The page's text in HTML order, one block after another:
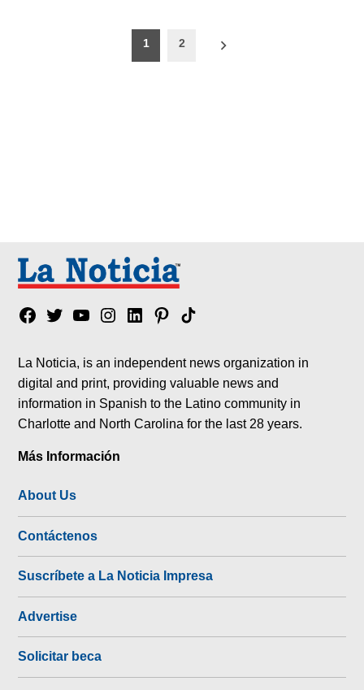
1 2
Facebook
TwitterYouTubeInstagram
LinkedinPinterest
Tik
La Noticia, is an independent news organization in
digital and print, providing valuable news and
information in Spanish to the Latino community in
Charlotte and North Carolina for the last 28 years.
Más Información
About Us
Contáctenos
Suscríbete a La Noticia Impresa
Advertise
Solicitar beca